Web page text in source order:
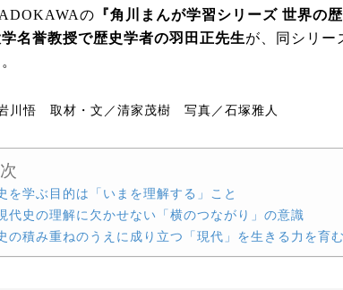
の 『角川まんが学習シリーズ 世界の歴
名誉教授で歴史学者の羽田正先生が、同シリー
川悟 取材・文／清家茂樹 写真／石塚雅人
を学ぶ目的は「いまを理解する」こと
代史の理解に欠かせない「横のつながり」の意識
の積み重ねのうえに成り立つ「現代」を生きる力を育む